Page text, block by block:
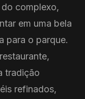
complexo,
em uma bela
para o parque.
tradição
refinados,